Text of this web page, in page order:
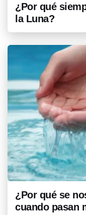
¿Por qué
la Luna?
¿Por qué se
cuando pasan